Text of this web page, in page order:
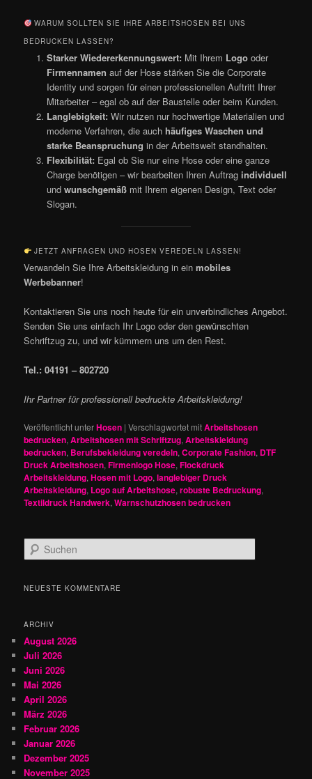
WARUM SOLLTEN SIE IHRE ARBEITSHOSEN BEI UNS
BEDRUCKEN LASSEN?
Starker Wiedererkennungswert: Mit Ihrem Logooder
Firmennamen auf der Hose stärken Sie die Corporate
Identity und sorgen für einen professionellen Auftritt Ihrer
Mitarbeiter – egal ob auf der Baustelle oder beim Kunden.
Langlebigkeit: Wir nutzen nur hochwertige Materialien und
moderne Verfahren, die auch häufiges Waschen und
starke Beanspruchung in der Arbeitswelt standhalten.
Flexibilität: Egal ob Sie nur eine Hose oder eine ganze
Charge benötigen – wir bearbeiten Ihren Auftrag individuell
und wunschgemäßmit Ihrem eigenen Design, Text oder
Slogan.
JETZT ANFRAGEN UND HOSEN VEREDELN LASSEN!
Verwandeln Sie Ihre Arbeitskleidung in einmobiles
Werbebanner!
Kontaktieren Sie uns noch heute für ein unverbindliches Angebot.
Senden Sie uns einfach Ihr Logo oder den gewünschten
Schriftzug zu, und wir kümmern uns um den Rest.
Tel.: 04191 – 802720
Ihr Partner für professionell bedruckte Arbeitskleidung!
Veröffentlicht unterHosen |Verschlagwortet mitArbeitshosen
bedrucken,Arbeitshosen mit Schriftzug,Arbeitskleidung
bedrucken, Berufsbekleidung veredeln,Corporate Fashion, DTF
Druck Arbeitshosen,Firmenlogo Hose,Flockdruck
Arbeitskleidung,Hosen mit Logo,langlebiger Druck
Arbeitskleidung, Logo auf Arbeitshose,robuste Bedruckung,
Textildruck Handwerk,Warnschutzhosen bedrucken
u
h
NEUESTE KOMMENTARE
ARCHIV
August 2026
Juli 2026
Juni 2026
Mai 2026
April 2026
März 2026
Februar 2026
Januar 2026
Dezember 2025
November 2025